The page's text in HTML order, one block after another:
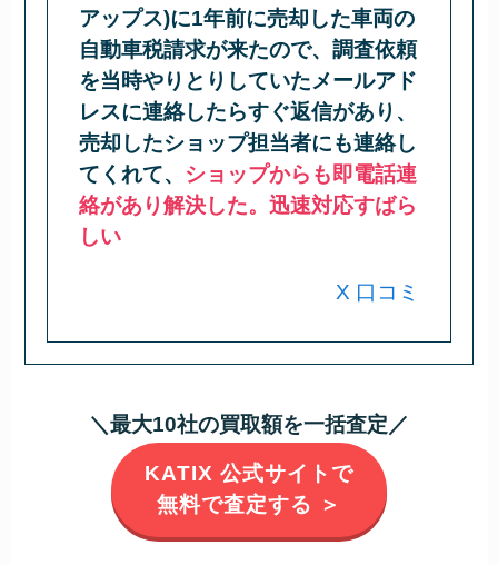
アップス)に1年前に売却した車両の
自動車税請求が来たので、調査依頼
を当時やりとりしていたメールアド
レスに連絡したらすぐ返信があり、
売却したショップ担当者にも連絡し
てくれて、 ショップからも即電話連
絡があり解決した。迅速対応すばら
しい
X 口コミ
＼最大10社の買取額を一括査定／
KATIX 公式サイトで
無料で査定する ＞